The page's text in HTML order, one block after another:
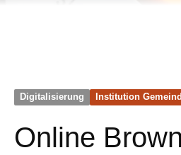
Digitalisierung Institution
Online